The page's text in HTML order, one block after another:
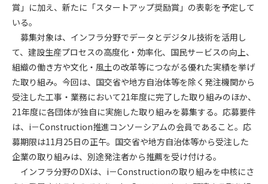
賞」に加え、新たに「スタートアップ奨励賞」の表彰を予定して
いる。
募集対象は、インフラ分野でデータとデジタル技術を活用し
て、建設生産プロセスの高度化・効率化、国民サービスの向上、
組織の働き方や文化・風土の改革等につながる優れた実績を挙げ
た取り組み。今回は、国交省や地方自治体等を除く発注機関から
受注した工事・業務において21年度に完了した取り組みのほか、
21年度に各団体が独自に実施した取り組みを募集する。応募要件
は、i－Construction推進コンソーシアムの会員であること。応
募期限は11月25日の正午。国交省や地方自治体等から受注した
企業の取り組みは、別途発注者から推薦を受け付ける。
インフラ分野のDXは、i－Constructionの取り組みを中核にさ
第4条（会員審査および資格の取り消し）
会員とは、本規約を承諾の上、所定の会員申込手続きを完了
後、管理者がこれを承認した者をいいます。
第4条（会員の定義と登録）
1. 管理者は前条により審査の結果、会員申込みをした者が以下
の何れかの項目に該当することがわかった場合、その者の会
員としての権限を承認しないことがあります。
(1) 会員申し込みをした者が実在しなかった場合
(2) 本規約に違反した場合/li>
(3) 会員申し込みの際、申告事項に虚偽があった場合
(4) 会員申込者が管理者所定の手続き通りに会員申込手続き処
理を行わなかった場合